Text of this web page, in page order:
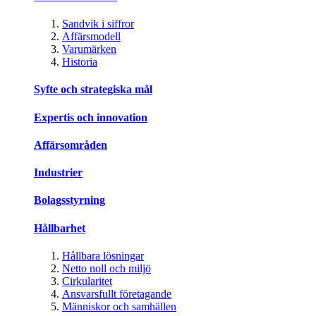
Sandvik i siffror
Affärsmodell
Varumärken
Historia
Syfte och strategiska mål
Expertis och innovation
Affärsområden
Industrier
Bolagsstyrning
Hållbarhet
Hållbara lösningar
Netto noll och miljö
Cirkularitet
Ansvarsfullt företagande
Människor och samhällen